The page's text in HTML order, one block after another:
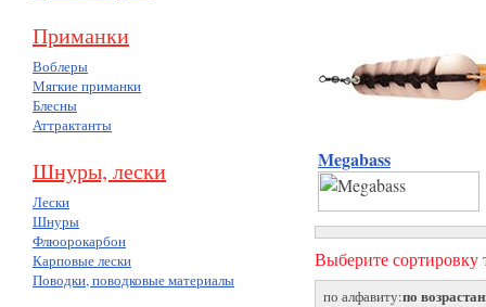
Приманки
Воблеры
Мягкие приманки
Блесны
Аттрактанты
Шнуры, лески
Лески
Шнуры
Флюорокарбон
Карповые лески
Поводки, поводковые материалы
Megabass
Выберите сортировку
по алфавиту:по